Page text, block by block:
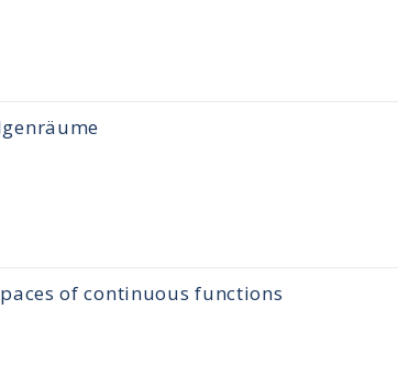
of continuous functions